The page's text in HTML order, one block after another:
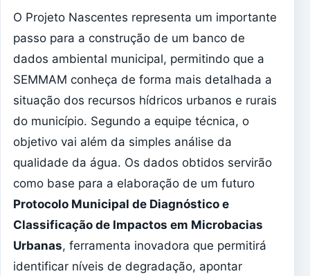
O Projeto Nascentes representa um importante
passo para a construção de um banco de
dados ambiental municipal, permitindo que a
SEMMAM conheça de forma mais detalhada a
situação dos recursos hídricos urbanos e rurais
do município. Segundo a equipe técnica, o
objetivo vai além da simples análise da
qualidade da água. Os dados obtidos servirão
como base para a elaboração de um futuro
Protocolo Municipal de Diagnóstico e
Classificação de Impactos em Microbacias
Urbanas, ferramenta inovadora que permitirá
identificar níveis de degradação, apontar